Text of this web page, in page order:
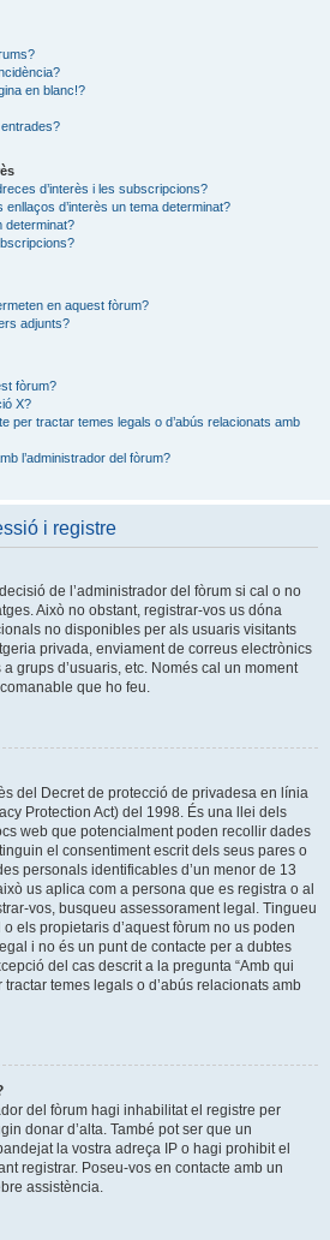
en blanc!?
d’interès i les subscripcions?
d’interès un tema determinat?
determinat?
en aquest fòrum?
adjunts?
fòrum?
X?
per tractar temes legals o d’abús relacionats amb
l’administrador del fòrum?
i registre
de l’administrador del fòrum si cal o no
Això no obstant, registrar-vos us dóna
no disponibles per als usuaris visitants
privada, enviament de correus electrònics
grups d’usuaris, etc. Només cal un moment
que ho feu.
del Decret de protecció de privadesa en línia
Protection Act) del 1998. És una llei dels
web que potencialment poden recollir dades
el consentiment escrit dels seus pares o
personals identificables d’un menor de 13
us aplica com a persona que es registra o al
vos, busqueu assessorament legal. Tingueu
els propietaris d’aquest fòrum no us poden
i no és un punt de contacte per a dubtes
del cas descrit a la pregunta “Amb qui
tractar temes legals o d’abús relacionats amb
del fòrum hagi inhabilitat el registre per
donar d’alta. També pot ser que un
la vostra adreça IP o hagi prohibit el
registrar. Poseu-vos en contacte amb un
assistència.